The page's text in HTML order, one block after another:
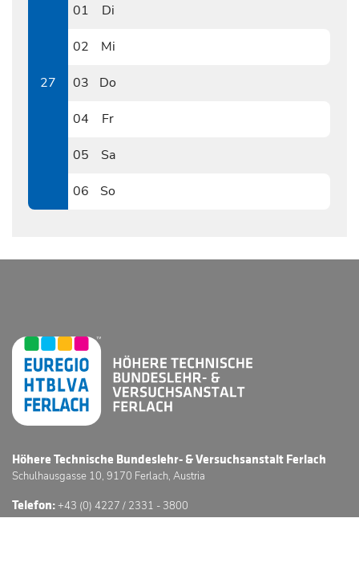
27
01
Di
02
Mi
03
Do
04
Fr
05
Sa
06
So
Höhere Technische Bundeslehr- & Versuchsanstalt Ferlach
Schulhausgasse 10, 9170 Ferlach, Austria
Telefon:+43 (0) 4227 / 2331 - 3800
E-Mail: